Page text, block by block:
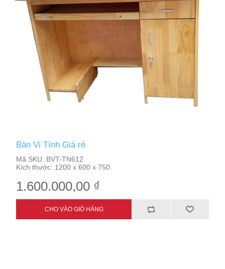
Bàn Vi Tính Giá rẻ
Mã SKU: BVT-TN612
Kích thước: 1200 x 600 x 750
1.600.000,00 ₫